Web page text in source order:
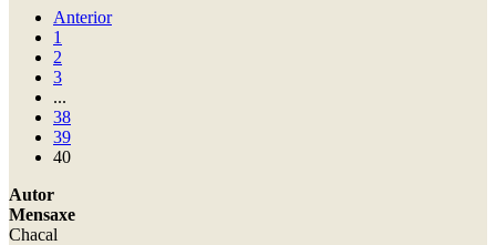
Anterior
1
2
3
...
38
39
40
Autor
Mensaxe
Chacal